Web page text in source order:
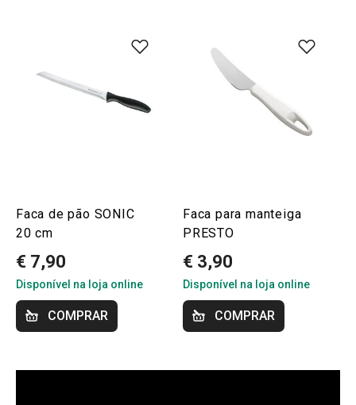
Faca de pão SONIC
20 cm
€ 7,90
Disponível na loja online
COMPRAR
Faca para manteiga
PRESTO
€ 3,90
Disponível na loja online
COMPRAR